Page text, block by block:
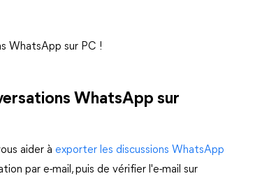
WhatsApp sur PC !
WhatsApp sur
aider à exporter les discussions WhatsApp
par e-mail, puis de vérifier l'e-mail sur